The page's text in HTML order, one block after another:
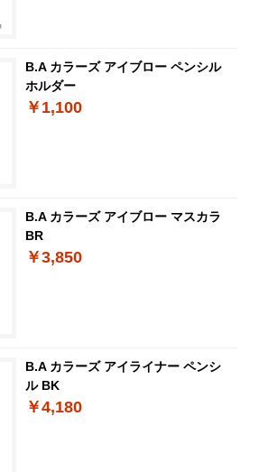
B.A カラーズ アイブロー ペンシル
ホルダー
￥1,100
B.A カラーズ アイブロー マスカラ
BR
￥3,850
B.A カラーズ アイライナー ペンシ
ル BK
￥4,180